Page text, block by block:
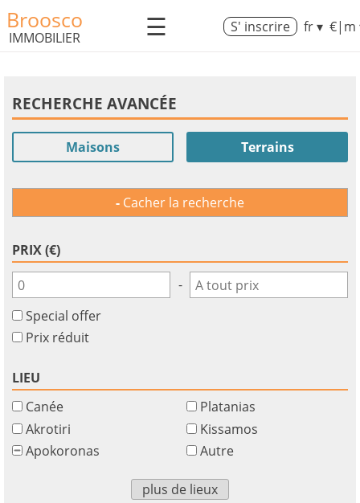
Broosco
IMMOBILIER ☰ S' inscrire fr ▾ €|m
RECHERCHE AVANCÉE
Maisons Terrains
Cacher la recherche
PRIX (€)
-
Special offer
Prix réduit
LIEU
Canée
Akrotiri
Apokoronas
Platanias
Kissamos
Autre
plus de lieux